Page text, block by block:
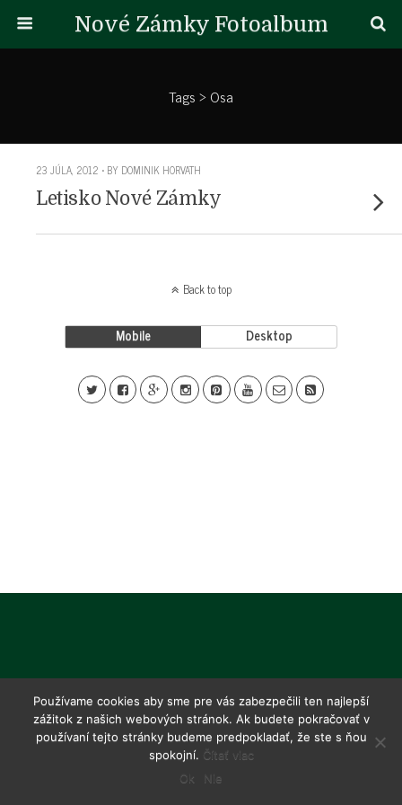
Nové Zámky Fotoalbum
Tags › Osa
23 JÚLA, 2012 • BY DOMINIK HORVATH
Letisko Nové Zámky
Back to top
Mobile Desktop
Používame cookies aby sme pre vás zabezpečili ten najlepší
zážitok z našich webových stránok. Ak budete pokračovať v
používaní tejto stránky budeme predpokladať, že ste s ňou
spokojní. Čítať viac
Ok
Nie